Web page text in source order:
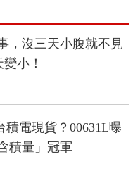
，沒三天小腹就不見
小！
積電現貨？00631L曝
積量」冠軍